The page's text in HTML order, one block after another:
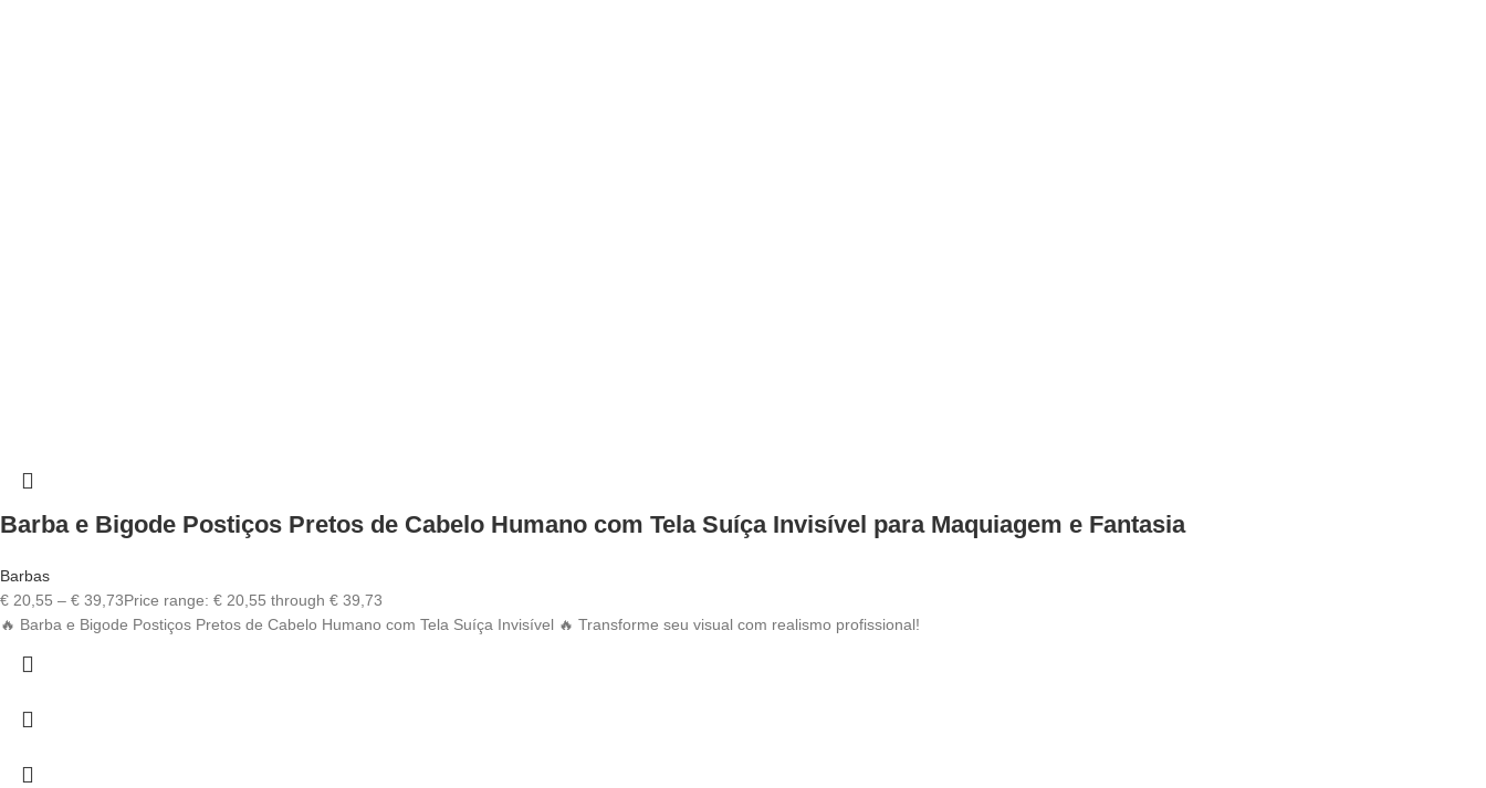
Barba e Bigode Postiços Pretos de Cabelo Humano com Tela Suíça Invisível para Maquiagem e Fantasia
Barbas
€ 20,55 – € 39,73Price range: € 20,55 through € 39,73
🔥 Barba e Bigode Postiços Pretos de Cabelo Humano com Tela Suíça Invisível 🔥 Transforme seu visual com realismo profissional!